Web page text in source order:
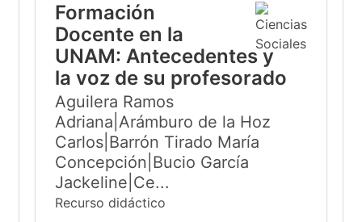
Formación
Docente en la
UNAM: Antecedentes y
la voz de su profesorado
Aguilera Ramos
Adriana|Arámburo de la Hoz
Carlos|Barrón Tirado María
Concepción|Bucio García
Jackeline|Ce...
Recurso didáctico